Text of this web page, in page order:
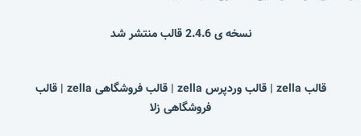
نسخه ی 2.4.6 قالب منتشر شد
قالب zella | قالب وردپرس zella | قالب فروشگاهی zella | قالب
فروشگاهی زلا